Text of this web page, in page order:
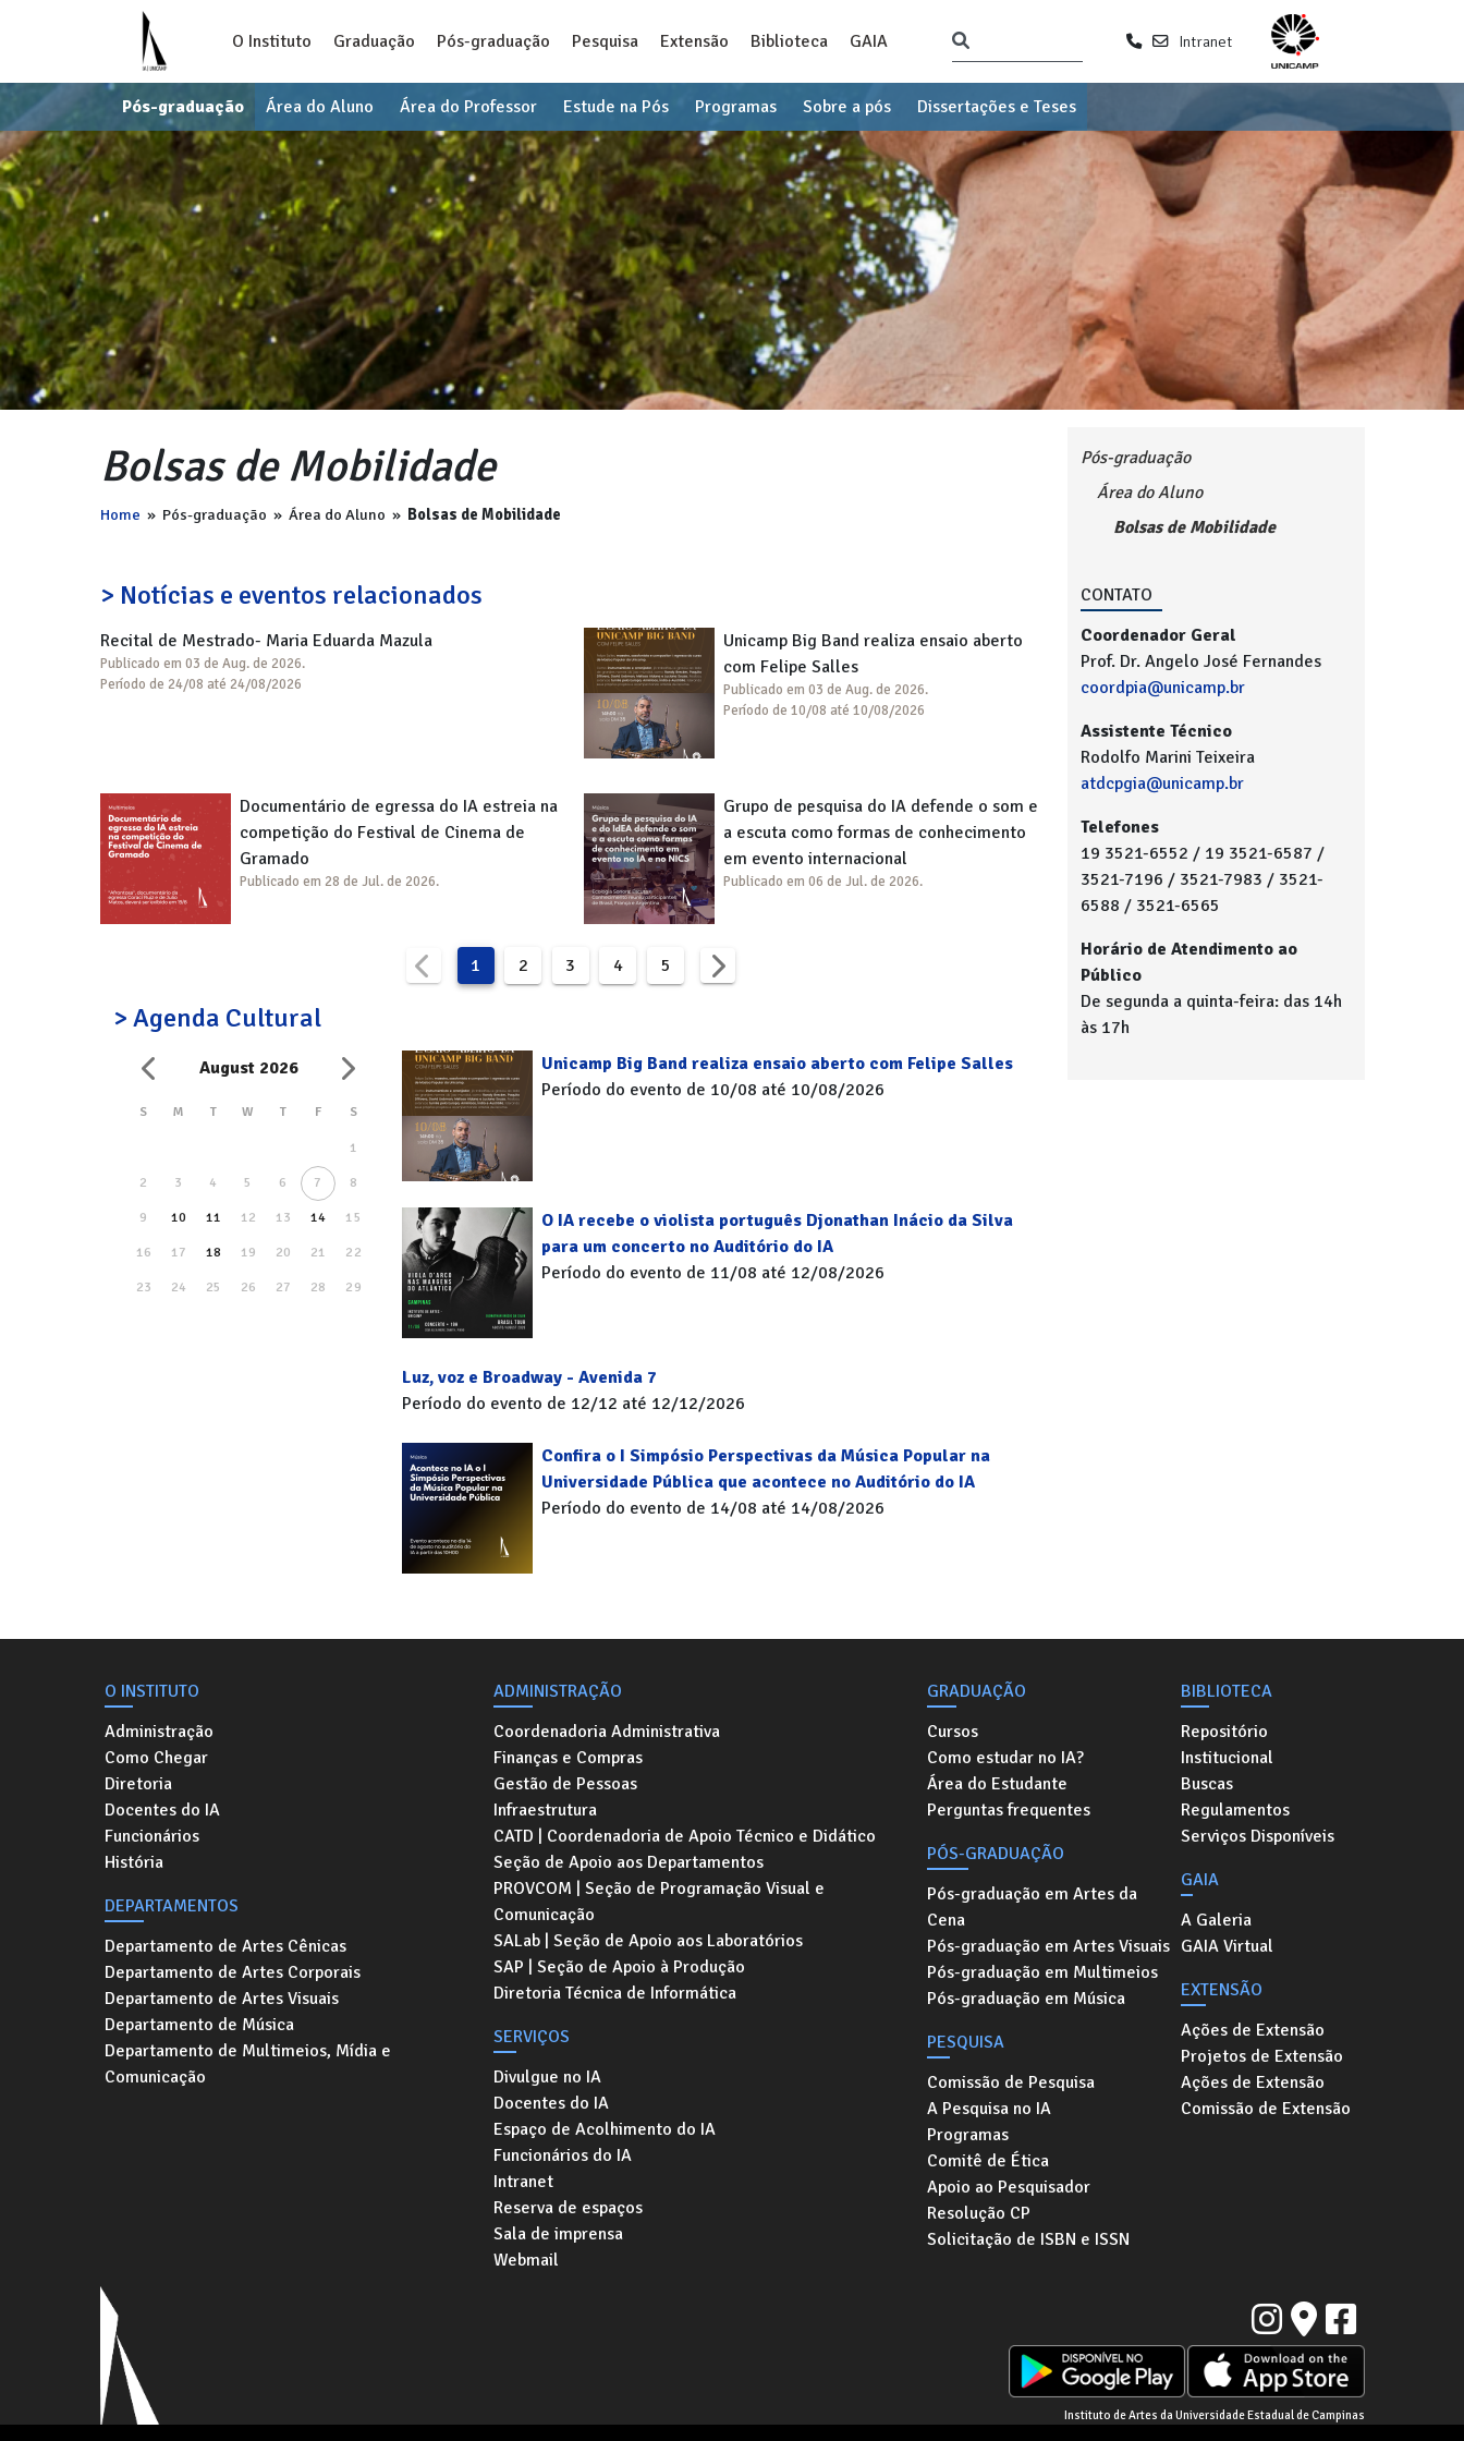
O Instituto Graduação Pós-graduação Pesquisa Extensão Biblioteca GAIA Intranet
Pós-graduação Área do Aluno Área do Professor Estude na Pós Programas Sobre a pós Dissertações e Teses
Bolsas de Mobilidade
Home » Pós-graduação » Área do Aluno » Bolsas de Mobilidade
> Notícias e eventos relacionados
Recital de Mestrado- Maria Eduarda Mazula
Publicado em 03 de Aug. de 2026.
Período de 24/08 até 24/08/2026
Unicamp Big Band realiza ensaio aberto
com Felipe Salles
Publicado em 03 de Aug. de 2026.
Período de 10/08 até 10/08/2026
Documentário de egressa do IA estreia na
competição do Festival de Cinema de
Gramado
Publicado em 28 de Jul. de 2026.
Grupo de pesquisa do IA defende o som e
a escuta como formas de conhecimento
em evento internacional
Publicado em 06 de Jul. de 2026.
1 2 3 4 5
> Agenda Cultural
August 2026
S M T W T F S
1
2 3 4 5 6 7 8
9 10 11 12 13 14 15
16 17 18 19 20 21 22
23 24 25 26 27 28 29
Unicamp Big Band realiza ensaio aberto com Felipe Salles
Período do evento de 10/08 até 10/08/2026
O IA recebe o violista português Djonathan Inácio da Silva
para um concerto no Auditório do IA
Período do evento de 11/08 até 12/08/2026
Luz, voz e Broadway - Avenida 7
Período do evento de 12/12 até 12/12/2026
Confira o I Simpósio Perspectivas da Música Popular na
Universidade Pública que acontece no Auditório do IA
Período do evento de 14/08 até 14/08/2026
Pós-graduação
Área do Aluno
Bolsas de Mobilidade
CONTATO
Coordenador Geral
Prof. Dr. Angelo José Fernandes
coordpia@unicamp.br
Assistente Técnico
Rodolfo Marini Teixeira
atdcpgia@unicamp.br
Telefones
19 3521-6552 / 19 3521-6587 /
3521-7196 / 3521-7983 / 3521-
6588 / 3521-6565
Horário de Atendimento ao
Público
De segunda a quinta-feira: das 14h
às 17h
O INSTITUTO
Administração
Como Chegar
Diretoria
Docentes do IA
Funcionários
História
DEPARTAMENTOS
Departamento de Artes Cênicas
Departamento de Artes Corporais
Departamento de Artes Visuais
Departamento de Música
Departamento de Multimeios, Mídia e
Comunicação
ADMINISTRAÇÃO
Coordenadoria Administrativa
Finanças e Compras
Gestão de Pessoas
Infraestrutura
CATD | Coordenadoria de Apoio Técnico e Didático
Seção de Apoio aos Departamentos
PROVCOM | Seção de Programação Visual e
Comunicação
SALab | Seção de Apoio aos Laboratórios
SAP | Seção de Apoio à Produção
Diretoria Técnica de Informática
SERVIÇOS
Divulgue no IA
Docentes do IA
Espaço de Acolhimento do IA
Funcionários do IA
Intranet
Reserva de espaços
Sala de imprensa
Webmail
GRADUAÇÃO
Cursos
Como estudar no IA?
Área do Estudante
Perguntas frequentes
PÓS-GRADUAÇÃO
Pós-graduação em Artes da
Cena
Pós-graduação em Artes Visuais
Pós-graduação em Multimeios
Pós-graduação em Música
PESQUISA
Comissão de Pesquisa
A Pesquisa no IA
Programas
Comitê de Ética
Apoio ao Pesquisador
Resolução CP
Solicitação de ISBN e ISSN
BIBLIOTECA
Repositório
Institucional
Buscas
Regulamentos
Serviços Disponíveis
GAIA
A Galeria
GAIA Virtual
EXTENSÃO
Ações de Extensão
Projetos de Extensão
Ações de Extensão
Comissão de Extensão
Instituto de Artes da Universidade Estadual de Campinas